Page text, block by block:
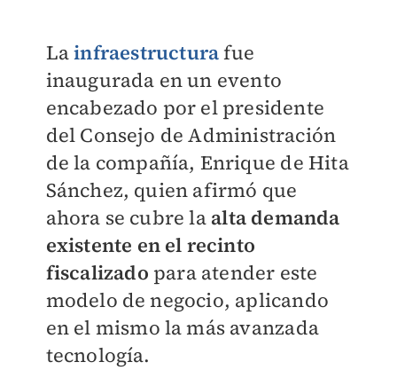
Lainfraestructurafue
inaugurada en un evento
encabezado por el presidente
del Consejo de Administración
de la compañía, Enrique de Hita
Sánchez, quien afirmó que
ahora se cubre la alta demanda
existente en el recinto
fiscalizado para atender este
modelo de negocio, aplicando
en el mismo la más avanzada
tecnología.